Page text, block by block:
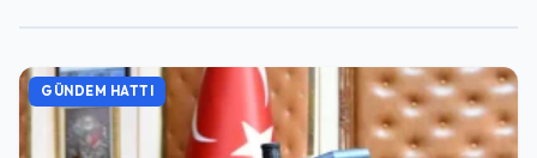
GÜNDEM HATTI